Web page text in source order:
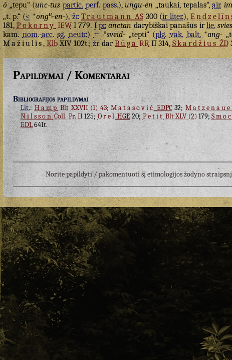
ō„tepu“ (unc-tus partic. perf. pass.),ungu-en„taukai, tepalas“,air.
„t. p.“ (<*ongu̯-en-),žr. TrautmannAS 300 (ir liter.),
181,PokornyIEWI 779. Įpr. anctandarybiškai panašus irlie.
kam.nom.-acc. sg. neutr.)←*sveid-„tepti“ (plg. vak. balt.*ang-
Mažiulis,KlbXIV 102t.;žr.darBūgaRRII 314,SkardžiusŽD
Papildymai / Komentarai
Bibliografijos papildymai
Lit.:HampBlt XXVII (1) 43;MatasovićEDPC32;
NilssonColl. Pr. II125;Orel HGE20; PetitBlt XLV (2)179;
EDL641t.
Norite papildyti / pakomentuoti šį etimologijos žodyno